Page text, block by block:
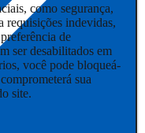
como segurança,
requisições indevidas,
de
ser desabilitados em
você pode bloqueá-
sua
site.